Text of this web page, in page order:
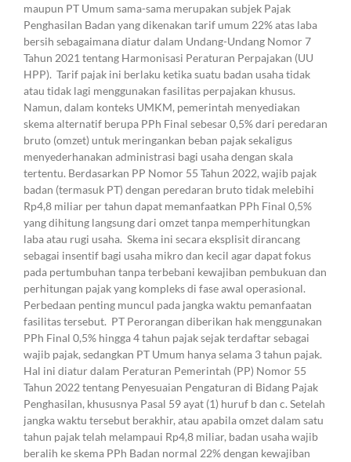
maupun PT Umum sama-sama merupakan subjek Pajak
Penghasilan Badan yang dikenakan tarif umum 22% atas laba
bersih sebagaimana diatur dalam Undang-Undang Nomor 7
Tahun 2021 tentang Harmonisasi Peraturan Perpajakan (UU
HPP). Tarif pajak ini berlaku ketika suatu badan usaha tidak
atau tidak lagi menggunakan fasilitas perpajakan khusus.
Namun, dalam konteks UMKM, pemerintah menyediakan
skema alternatif berupa PPh Final sebesar 0,5% dari peredaran
bruto (omzet) untuk meringankan beban pajak sekaligus
menyederhanakan administrasi bagi usaha dengan skala
tertentu. Berdasarkan PP Nomor 55 Tahun 2022, wajib pajak
badan (termasuk PT) dengan peredaran bruto tidak melebihi
Rp4,8 miliar per tahun dapat memanfaatkan PPh Final 0,5%
yang dihitung langsung dari omzet tanpa memperhitungkan
laba atau rugi usaha. Skema ini secara eksplisit dirancang
sebagai insentif bagi usaha mikro dan kecil agar dapat fokus
pada pertumbuhan tanpa terbebani kewajiban pembukuan dan
perhitungan pajak yang kompleks di fase awal operasional.
Perbedaan penting muncul pada jangka waktu pemanfaatan
fasilitas tersebut. PT Perorangan diberikan hak menggunakan
PPh Final 0,5% hingga 4 tahun pajak sejak terdaftar sebagai
wajib pajak, sedangkan PT Umum hanya selama 3 tahun pajak.
Hal ini diatur dalam Peraturan Pemerintah (PP) Nomor 55
Tahun 2022 tentang Penyesuaian Pengaturan di Bidang Pajak
Penghasilan, khususnya Pasal 59 ayat (1) huruf b dan c. Setelah
jangka waktu tersebut berakhir, atau apabila omzet dalam satu
tahun pajak telah melampaui Rp4,8 miliar, badan usaha wajib
beralih ke skema PPh Badan normal 22% dengan kewajiban